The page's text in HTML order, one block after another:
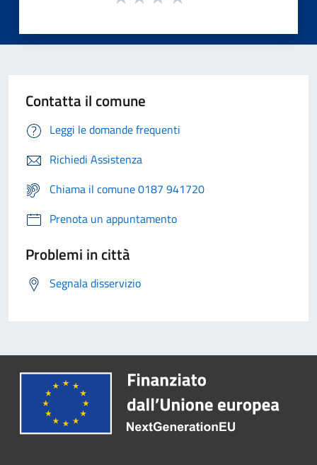
Contatta il comune
Leggi le domande frequenti
Richiedi Assistenza
Chiama il comune 0187 941720
Prenota un appuntamento
Problemi in città
Segnala disservizio